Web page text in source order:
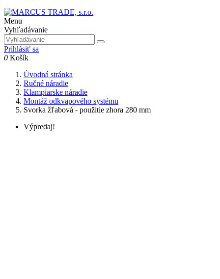
Menu
Vyhľadávanie
Prihlásiť sa
0 Košík
Úvodná stránka
Ručné náradie
Klampiarske náradie
Montáž odkvapového systému
Svorka žľabová - použitie zhora 280 mm
Výpredaj!